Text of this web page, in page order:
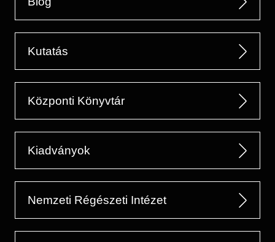
Kutatás
Központi Könyvtár
Kiadványok
Nemzeti Régészeti Intézet